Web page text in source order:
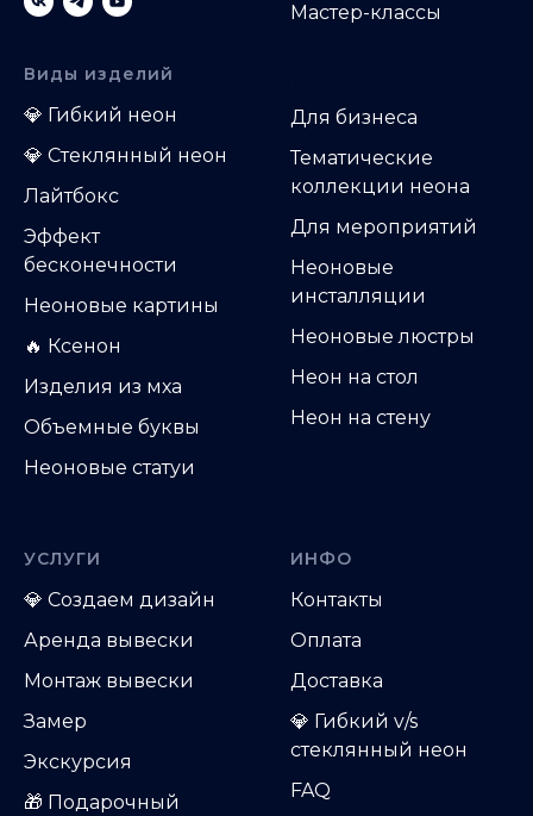
Мастер-классы
Виды изделий
💎 Гибкий неон
💎 Стеклянный неон
Лайтбокс
Эффект
бесконечности
Неоновые картины
🔥 Ксенон
Изделия из мха
Объемные буквы
Неоновые статуи
Для бизнеса
Тематические
коллекции неона
Для мероприятий
Неоновые
инсталляции
Неоновые люстры
Неон на стол
Неон на стену
УСЛУГИ
💎 Создаем дизайн
Аренда вывески
Монтаж вывески
Замер
Экскурсия
🎁 Подарочный
ИНФО
Контакты
Оплата
Доставка
💎 Гибкий v/s
стеклянный неон
FAQ